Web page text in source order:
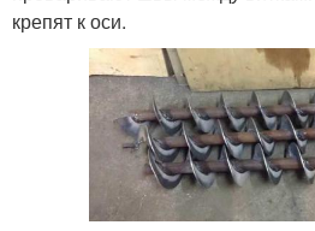
крепят к оси.